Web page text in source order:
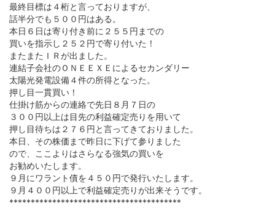
最終目標は４桁と言っておりますが、
話半分でも５００円はある。
本日６日は寄り付き前に２５５円までの
買いを指示し２５２円で寄り付いた！
またまたＩＲが出ました。
連結子会社のＯＮＥＥＸＥによるセカンダリー
太陽光発電設備４件の所得となった。
押し目一貫買い！
仕掛け筋からの連絡で先日８月７日の
３００円以上は目先の利益確定売りを用いて
押し目待ちは２７６円と言ってきておりました。
本日、その株価まで昨日に下げて参りました
ので、ここよりはさらなる強気の買いを
お勧めいたします。
９月にワラント債を４５０円で発行いたします。
９月４００円以上で利益確定売りが出来そうです。
****************************************